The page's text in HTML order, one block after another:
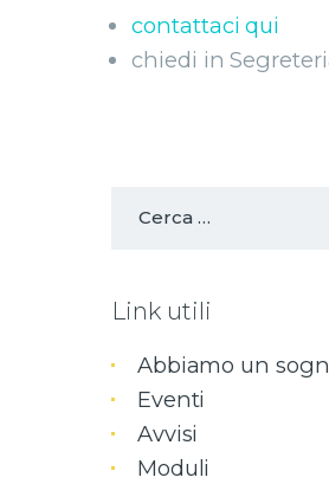
contattaci qui
chiedi in
Link utili
Abbiamo un
Eventi
Avvisi
Moduli